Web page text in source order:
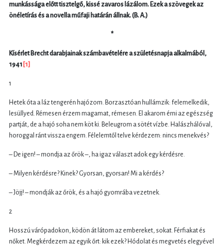
munkássága előtt tisztelgő, kissé zavaros lázálom. Ezek a szövegek az
önéletírás és a novella műfaji határán állnak. (B. A.)
*
Kísérlet Brecht darabjainak számbavételérea születésnapja alkalmából,
1941 [1]
1
Hetek óta a láz tengerén hajózom. Borzasztóan hullámzik: felemelkedik,
lesüllyed. Rémesen érzem magamat, rémesen. El akarom érni az egészség
partját, de a hajó soha nem köt ki. Beleugrom a sötét vízbe. Halászhálóval,
horoggal ránt vissza engem. Félelemtől telve kérdezem: nincs menekvés?
– De igen! – mondja az őrök –, ha igaz választ adok egy kérdésre.
– Milyen kérdésre? Kinek? Gyorsan, gyorsan! Mi a kérdés?
– Jöjj! – mondják az őrök, és a hajó gyomrába vezetnek.
2
Hosszú várópadokon, ködön át látom az embereket, sokat. Férfiakat és
nőket. Megkérdezem az egyik őrt: kik ezek? Hódolat és megvetés elegyével